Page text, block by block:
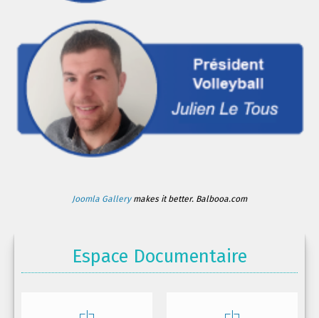
Joomla Gallerymakes it better. Balbooa.com
Espace Documentaire